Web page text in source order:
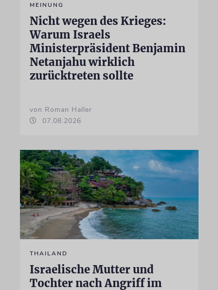
MEINUNG
Nicht wegen des Krieges:
Warum Israels
Ministerpräsident Benjamin
Netanjahu wirklich
zurücktreten sollte
von Roman Haller
07.08.2026
THAILAND
Israelische Mutter und
Tochter nach Angriff im